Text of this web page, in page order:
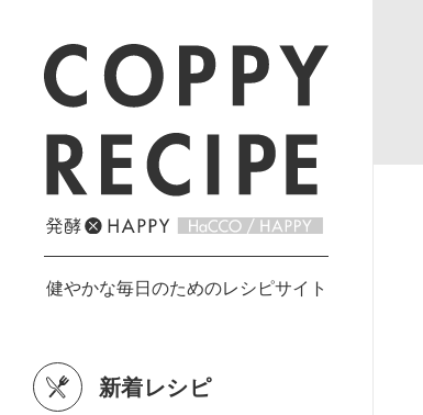
新着レシピ